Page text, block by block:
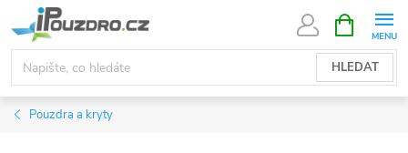
na
obsah
HLEDAT
NÁKUPNÍ
KOŠÍK
Pouzdra a kryty